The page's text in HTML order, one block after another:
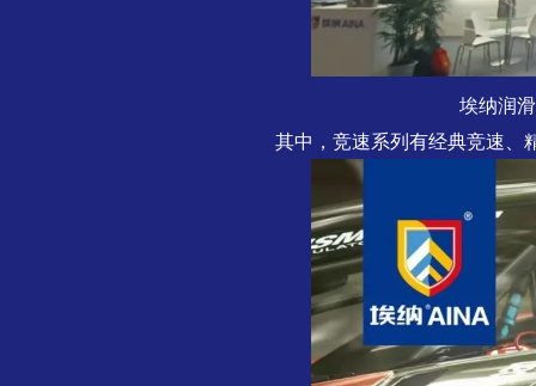
埃纳润
其中，竞速系列有经典竞速、